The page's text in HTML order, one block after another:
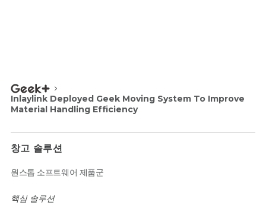
Inlaylink Deployed Geek Moving System To Improve
Material Handling Efficiency
창고 솔루션
원스톱 소프트웨어 제품군
핵심 솔루션